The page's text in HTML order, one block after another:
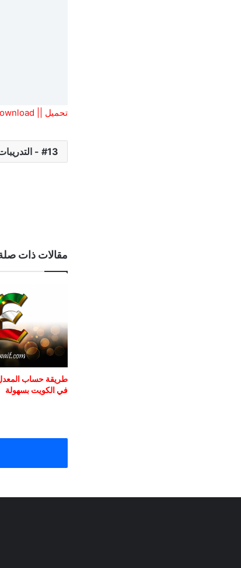
تحميل || Download
13 - التدريبات و أوراق العمل
مقالات ذات
طريقة حساب المعدل
في الكويت بسهولة